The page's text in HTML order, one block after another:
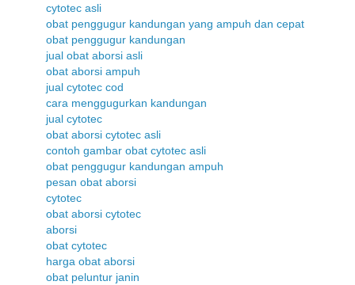
cytotec asli
obat penggugur kandungan yang ampuh dan cepat
obat penggugur kandungan
jual obat aborsi asli
obat aborsi ampuh
jual cytotec cod
cara menggugurkan kandungan
jual cytotec
obat aborsi cytotec asli
contoh gambar obat cytotec asli
obat penggugur kandungan ampuh
pesan obat aborsi
cytotec
obat aborsi cytotec
aborsi
obat cytotec
harga obat aborsi
obat peluntur janin